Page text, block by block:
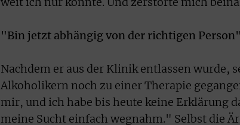
"Bin jetzt abhängig von der richtigen Person"
Nachdem er aus der Klinik entlassen wurde,
Alkoholikern noch zu einer Therapie
mir, und ich habe bis heute keine Erklärung
meine Sucht einfach wegnahm." Selbst die